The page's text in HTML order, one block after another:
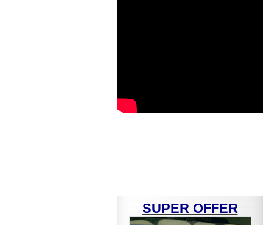
SUPER OFFER